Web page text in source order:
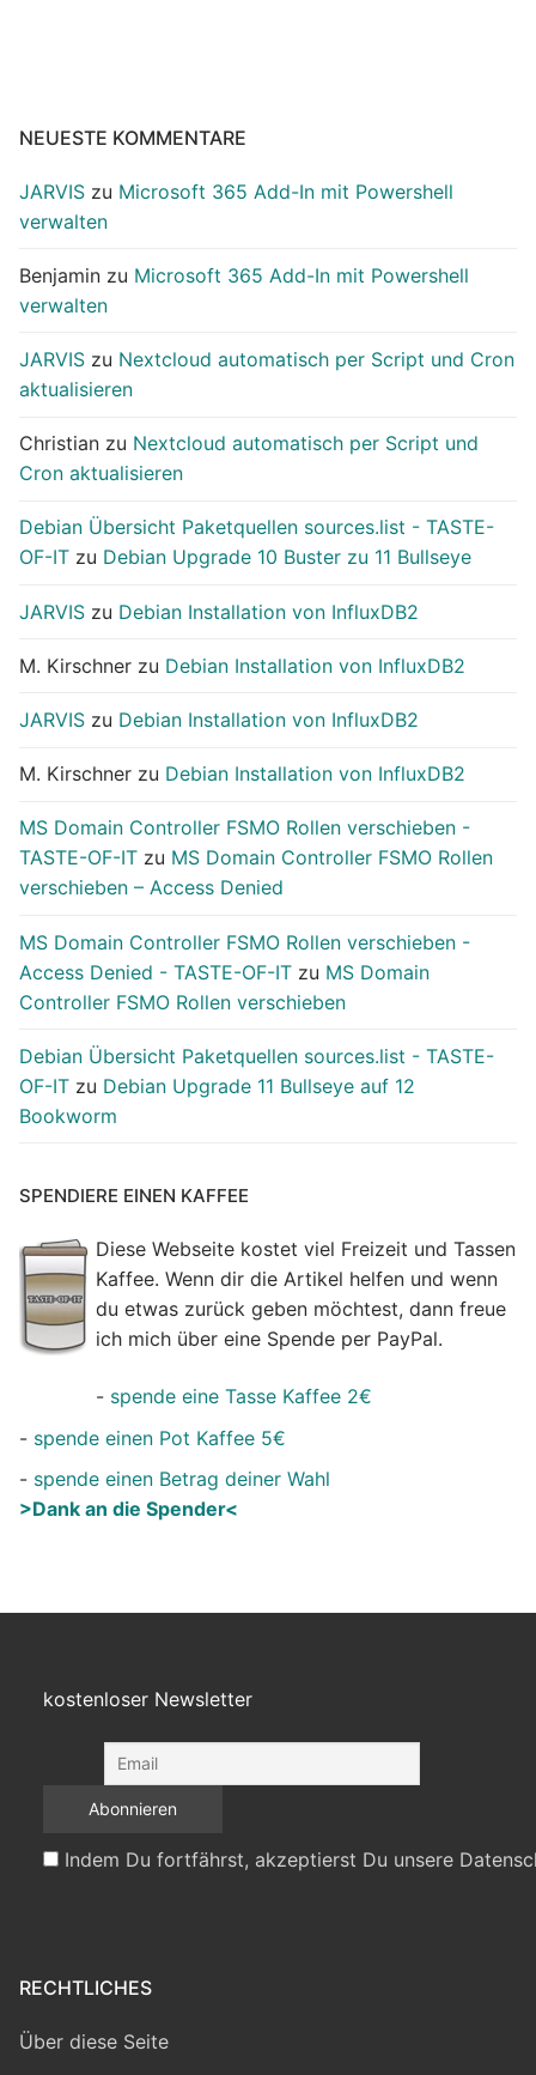
NEUESTE KOMMENTARE
JARVIS zu Microsoft 365 Add-In mit Powershell
verwalten
Benjamin zu Microsoft 365 Add-In mit Powershell
verwalten
JARVIS zu Nextcloud automatisch per Script und Cron
aktualisieren
Christian zu Nextcloud automatisch per Script und
Cron aktualisieren
Debian Übersicht Paketquellen sources.list - TASTE-
OF-IT zu Debian Upgrade 10 Buster zu 11 Bullseye
JARVIS zu Debian Installation von InfluxDB2
M. Kirschner zu Debian Installation von InfluxDB2
JARVIS zu Debian Installation von InfluxDB2
M. Kirschner zu Debian Installation von InfluxDB2
MS Domain Controller FSMO Rollen verschieben -
TASTE-OF-IT zu MS Domain Controller FSMO Rollen
verschieben – Access Denied
MS Domain Controller FSMO Rollen verschieben -
Access Denied - TASTE-OF-IT zu MS Domain
Controller FSMO Rollen verschieben
Debian Übersicht Paketquellen sources.list - TASTE-
OF-IT zu Debian Upgrade 11 Bullseye auf 12
Bookworm
SPENDIERE EINEN KAFFEE
Diese Webseite kostet viel Freizeit und Tassen
Kaffee. Wenn dir die Artikel helfen und wenn
du etwas zurück geben möchtest, dann freue
ich mich über eine Spende per PayPal.
- spende eine Tasse Kaffee 2€
- spende einen Pot Kaffee 5€
- spende einen Betrag deiner Wahl
>Dank an die Spender<
kostenloser Newsletter
Indem Du fortfährst, akzeptierst Du unsere
RECHTLICHES
Über diese Seite